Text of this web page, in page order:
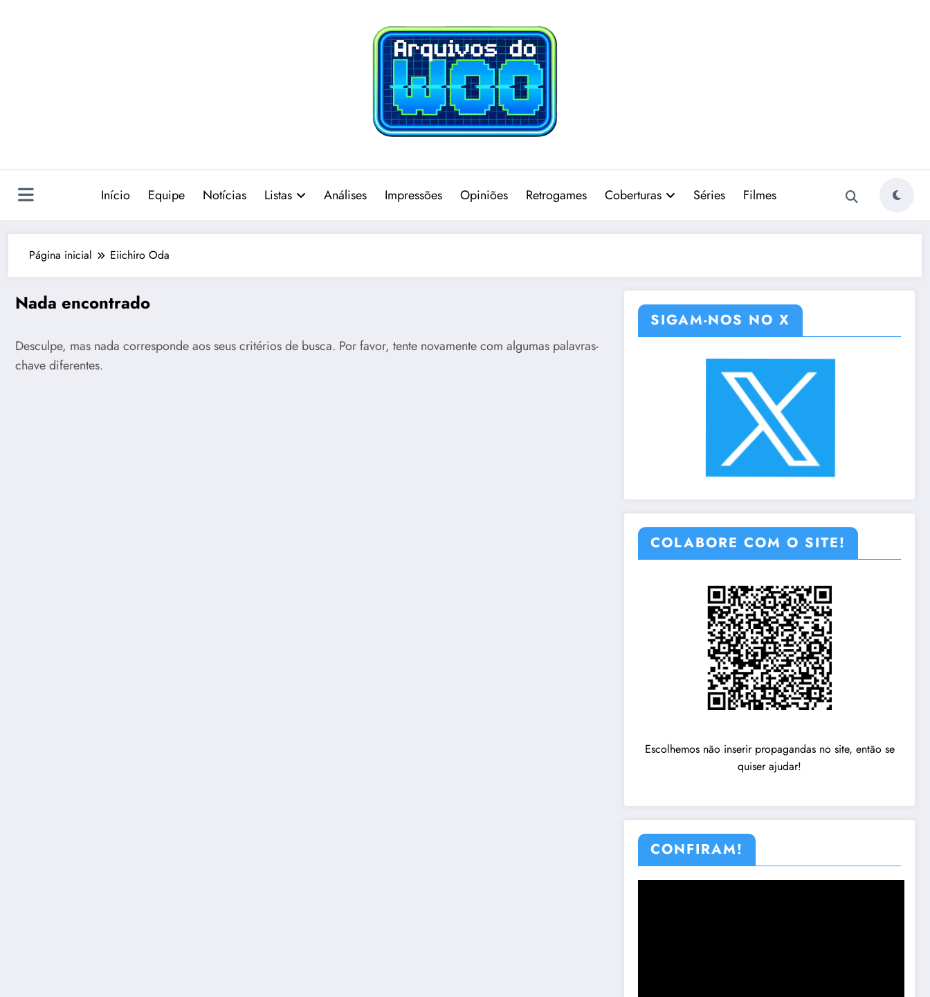
Início Equipe Notícias Listas Análises Impressões Opiniões Retrogames Coberturas Séries Filmes
Página inicial Eiichiro Oda
Nada encontrado
Desculpe, mas nada corresponde aos seus critérios de busca. Por favor, tente novamente com algumas palavras-
chave diferentes.
SIGAM-NOS NO X
COLABORE COM O SITE!
Escolhemos não inserir propagandas no site, então se
quiser ajudar!
CONFIRAM!